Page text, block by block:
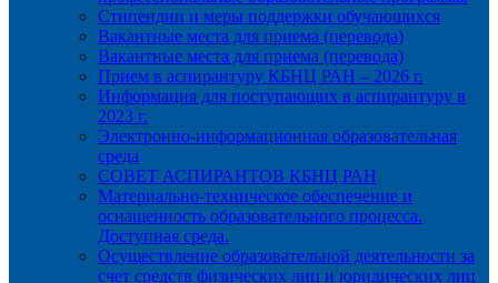
Стипендии и меры поддержки обучающихся
Вакантные места для приема (перевода)
Вакантные места для приема (перевода)
Прием в аспирантуру КБНЦ РАН – 2026 г.
Информация для поступающих в аспирантуру в
2023 г.
Электронно-информационная образовательная
среда
СОВЕТ АСПИРАНТОВ КБНЦ РАН
Материально-техническое обеспечение и
оснащенность образовательного процесса.
Доступная среда.
Осуществление образовательной деятельности за
счет средств физических лиц и юридических лиц